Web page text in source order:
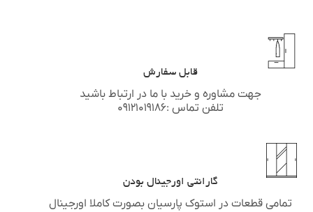
قابل سفارش
جهت مشاوره و خرید با ما در ارتباط باشید
تلفن تماس :۰۹۱۲۱۰۱۹۱۸۶
گارانتی اورجینال بودن
تمامی قطعات در استوک پارسیان بصورت کاملا اورجینال